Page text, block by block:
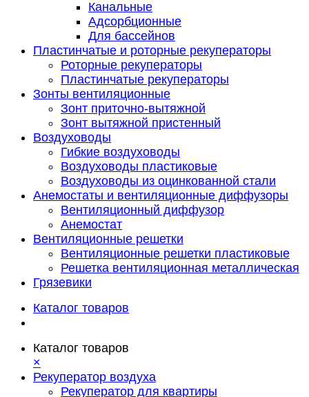
Канальные
Адсорбционные
Для бассейнов
Пластинчатые и роторные рекуператоры
Роторные рекуператоры
Пластинчатые рекуператоры
Зонты вентиляционные
Зонт приточно-вытяжной
Зонт вытяжной пристенный
Воздуховоды
Гибкие воздуховоды
Воздуховоды пластиковые
Воздуховоды из оцинкованной стали
Анемостаты и вентиляционные диффузоры
Вентиляционный диффузор
Анемостат
Вентиляционные решетки
Вентиляционные решетки пластиковые
Решетка вентиляционная металлическая
Грязевики
Каталог товаров
Каталог товаров
×
Рекуператор воздуха
Рекуператор для квартиры